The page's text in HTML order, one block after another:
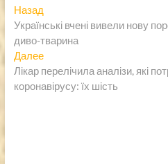
Навигация
по
записям
НазадПредыдущая
запись:
Українські вчені вивели нову
диво-тварина
ДалееСледующая
запись:
Лікар перелічила аналізи, які
коронавірусу: їх шість